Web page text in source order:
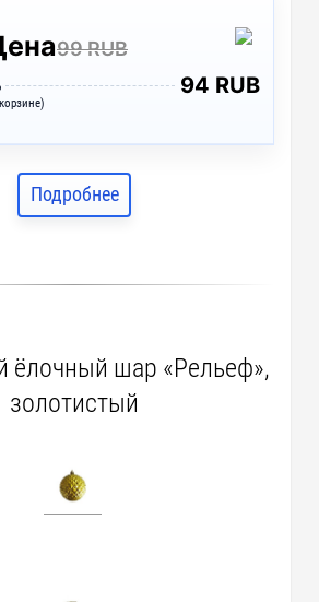
99 RUB
94 RUB
Подробнее
ёлочный шар «Рельеф»,
золотистый